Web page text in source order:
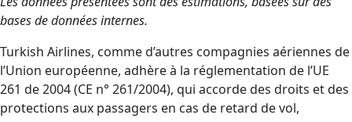
bases de données internes.
Turkish Airlines, comme d’autres compagnies aériennes de
l’Union européenne, adhère à la réglementation de l’UE
261 de 2004 (CE n° 261/2004), qui accorde des droits et des
protections aux passagers en cas de retard de vol,